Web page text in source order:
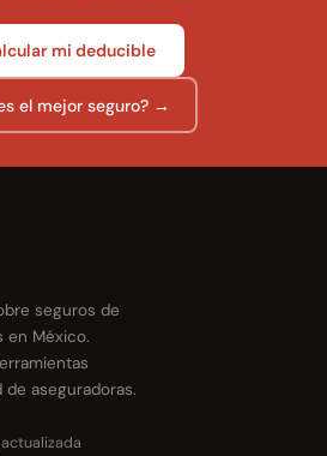
mi deducible
el mejor seguro? →
seguros de
en México.
aseguradoras.